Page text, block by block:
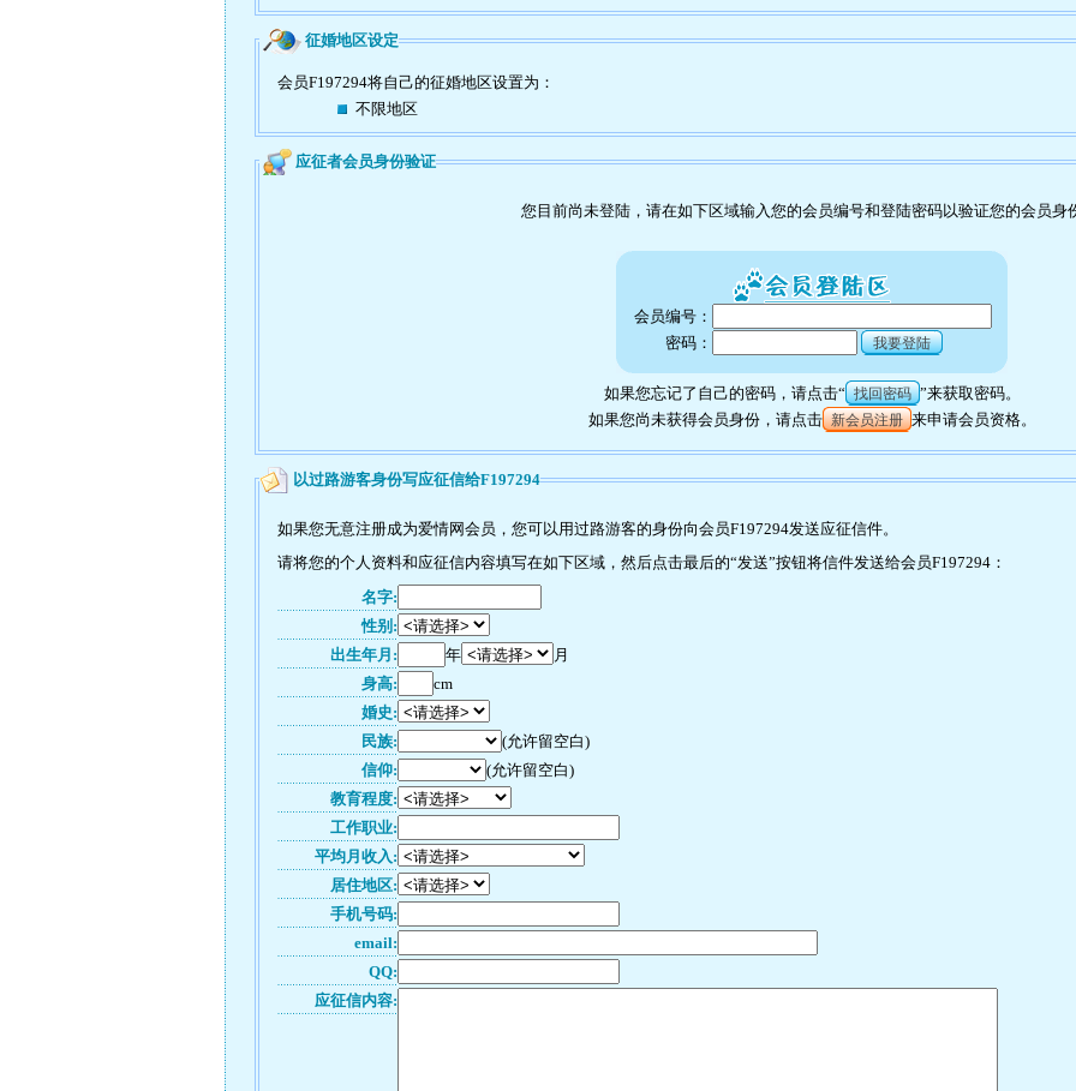
征婚地区设定
会员F197294将自己的征婚地区设置为：
不限地区
应征者会员身份验证
您目前尚未登陆，请在如下区域输入您的会员编号和登陆密码以验证您的会员身
会员编号：
密码：
我要登陆
如果您忘记了自己的密码，请点击“ 找回密码 ”来获取密码。
如果您尚未获得会员身份，请点击 新会员注册 来申请会员资格。
以过路游客身份写应征信给F197294
如果您无意注册成为爱情网会员，您可以用过路游客的身份向会员F197294发送应征信件。
请将您的个人资料和应征信内容填写在如下区域，然后点击最后的“发送”按钮将信件发送给会员F197294：
名字:
性别:
出生年月:
年
月
身高:
cm
婚史:
民族:
(允许留空白)
信仰:
(允许留空白)
教育程度:
工作职业:
平均月收入:
居住地区:
手机号码:
email:
QQ:
应征信内容: